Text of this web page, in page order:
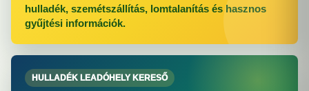
hulladék, szemétszállítás, lomtalanítás és hasznos
gyűjtési információk.
HULLADÉK LEADÓHELY KERESŐ